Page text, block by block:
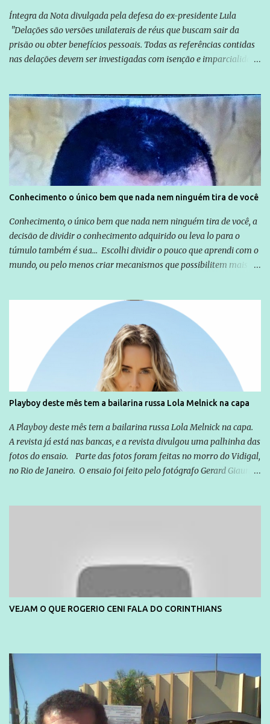
Íntegra da Nota divulgada pela defesa do ex-presidente Lula
"Delações são versões unilaterais de réus que buscam sair da
prisão ou obter benefícios pessoais. Todas as referências contidas
nas delações devem ser investigadas com isenção e imparcialidade
Globo manteve com o Grupo Odebrecht, citada na delação de
Emílio Odebrecht. Lula sempre atuou para promover o Brasil no
exterior, e não para promover determinadas empresas ou
empresários" Assina a nota o advogado Cristiano Zanin Martins
Conhecimento o único bem que nada nem ninguém tira de você
Conhecimento, o único bem que nada nem ninguém tira de você, a
decisão de dividir o conhecimento adquirido ou leva lo para o
túmulo também é sua... Escolhi dividir o pouco que aprendi com o
mundo, ou pelo menos criar mecanismos que possibilitem mais e
empreendedor da comunicação, que além de informação
cotidiana, corriqueira e cada vez mais preocupantes, do tipo que
você já esta acostumado a ver neste espaço, vou trabalhar a ideia
que possibilite distribuir não só informações, mas que gere de
forma consistente a riqueza do conhecimento... Exemplo: o
cidadão brasileiro não precisa só ser informado sobre operações
quem vai ser preso ou não; é preciso levar até as pessoas, do mais
simples ao mais burguês, o que diz a nossa Constituição, quais são
seus direitos e deveres em ...
Playboy deste mês tem a bailarina russa Lola Melnick na capa
A Playboy deste mês tem a bailarina russa Lola Melnick na capa.
A revista já está nas bancas, e a revista divulgou uma palhinha das
fotos do ensaio. Parte das fotos foram feitas no morro do Vidigal,
no Rio de Janeiro. O ensaio foi feito pelo fotógrafo Gerard Giaume
VEJAM O QUE ROGERIO CENI FALA DO CORINTHIANS